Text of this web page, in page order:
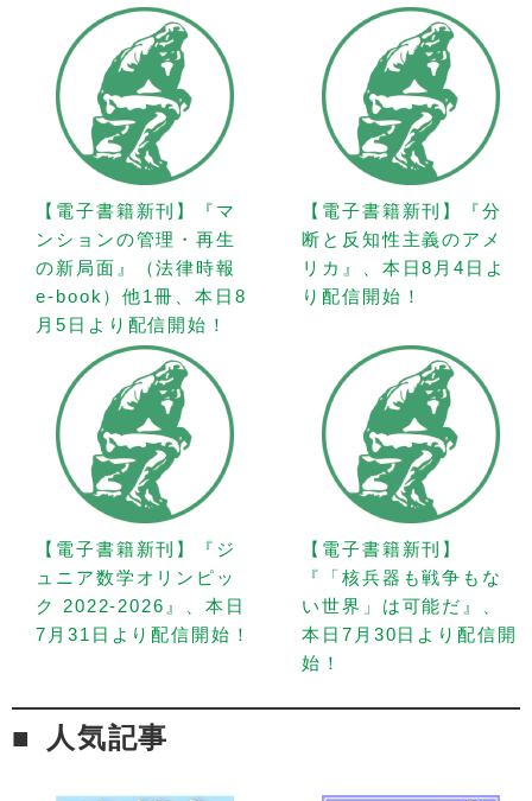
【電子書籍新刊】『マ
ンションの管理・再生
の新局面』（法律時報
e-book）他1冊、本日8
月5日より配信開始！
【電子書籍新刊】『分
断と反知性主義のアメ
リカ』、本日8月4日よ
り配信開始！
【電子書籍新刊】『ジ
ュニア数学オリンピッ
ク 2022-2026』、本日
7月31日より配信開始！
【電子書籍新刊】
『「核兵器も戦争もな
い世界」は可能だ』、
本日7月30日より配信開
始！
人気記事